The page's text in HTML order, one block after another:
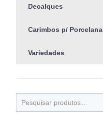
Decalques
Carimbos p/ Porcelana
Variedades